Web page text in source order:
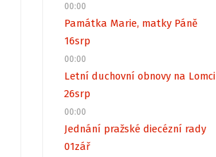
00:00
Památka Marie, matky Páně
16srp
00:00
Letní duchovní obnovy na Lomci
26srp
00:00
Jednání pražské diecézní rady
01zář